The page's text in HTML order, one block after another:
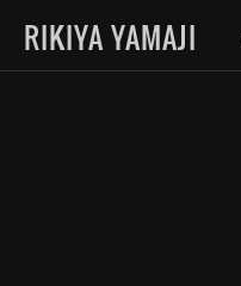
RIKIYA YAMAJI